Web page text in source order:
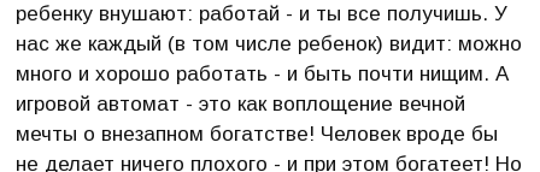
ребенку внушают: работай - и ты все получишь. У
нас же каждый (в том числе ребенок) видит: можно
много и хорошо работать - и быть почти нищим. А
игровой автомат - это как воплощение вечной
мечты о внезапном богатстве! Человек вроде бы
не делает ничего плохого - и при этом богатеет! Но